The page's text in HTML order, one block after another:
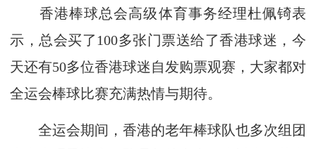
香港棒球总会高级体育事务经理杜佩锜表
示，总会买了100多张门票送给了香港球迷，今
天还有50多位香港球迷自发购票观赛，大家都对
全运会棒球比赛充满热情与期待。
全运会期间，香港的老年棒球队也多次组团